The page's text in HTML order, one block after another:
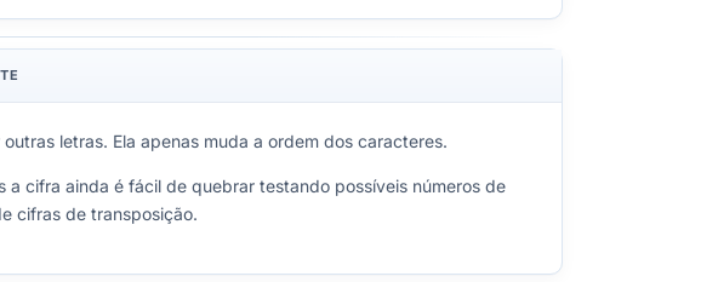
letras. Ela apenas muda a ordem dos caracteres.
a cifra ainda é fácil de quebrar testando possíveis números de
cifras de transposição.